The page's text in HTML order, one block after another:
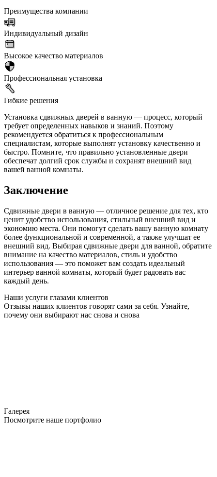
Преимущества компании
Индивидуальный дизайн
Высокое качество материалов
Профессиональная установка
Гибкие решения
Установка сдвижных дверей в ванную — процесс, который
требует определенных навыков и знаний. Поэтому
рекомендуется обратиться к профессиональным
специалистам, которые выполнят установку качественно и
быстро. Помните, что правильно установленные двери
обеспечат долгий срок службы и сохранят внешний вид
вашей ванной комнаты.
Заключение
Сдвижные двери в ванную — отличное решение для тех, кто
ценит удобство использования, стильный внешний вид и
экономию места. Они помогут сделать вашу ванную комнату
более функциональной и современной, а также улучшат ее
внешний вид. Выбирая сдвижные двери для ванной, обратите
внимание на качество материалов, стиль и удобство
использования — это поможет вам создать идеальный
интерьер ванной комнаты, который будет радовать вас
каждый день.
Наши услуги глазами клиентов
Отзывы наших клиентов говорят сами за себя. Узнайте,
почему они выбирают нас снова и снова
Галерея
Посмотрите наше портфолио